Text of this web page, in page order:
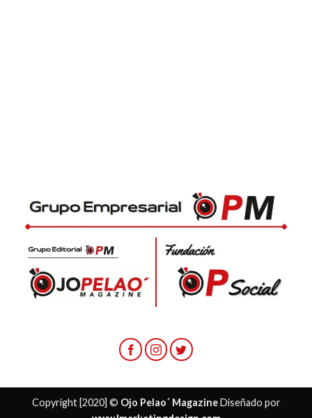
Copyright [2020] © Ojo Pelao´ MagazineDiseñado por